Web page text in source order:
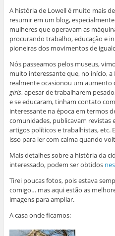
A história de Lowell é muito mais
resumir em um blog,
mulheres que operavam as
procurando trabalho, educação e
pioneiras dos movimentos de
Nós passeamos pelos museus,
muito interessante que, no início, a
realmente ocasionou um aumento
girls, apesar de trabalharem
e se educaram, tinham contato
interessante na época em termos
comunidades, publicavam revistas
artigos políticos e trabalhistas, etc.
isso para ler com calma quando
Mais detalhes sobre a história da
interessado, podem ser obtidos
Tirei poucas fotos, pois estava
comigo… mas aqui estão as
imagens para ampliar.
A casa onde ficamos: